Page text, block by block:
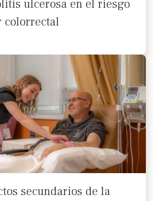
ulcerosa en el riesgo
colorrectal
secundarios de la